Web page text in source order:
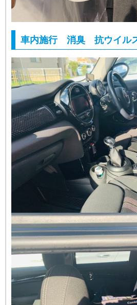
車内施行 消臭 抗ウイル